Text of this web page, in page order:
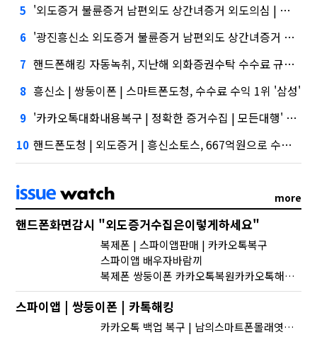
5 '외도증거 불륜증거 남편외도 상간녀증거 외도의심 | 모든대행 | 기업조사' 담기나
6 '광진흥신소 외도증거 불륜증거 남편외도 상간녀증거 외도의심 정선흥신소''삼성' 1위, '토스' 맹추격
7 핸드폰해킹 자동녹취, 지난해 외화증권수탁 수수료 규모 6946억원
8 흥신소 | 쌍둥이폰 | 스마트폰도청, 수수료 수익 1위 '삼성'
9 '카카오톡대화내용복구 | 정확한 증거수집 | 모든대행' 시장 열렸다…LG 먼저 '첫 테이프'
10 핸드폰도청 | 외도증거 | 흥신소토스, 667억원으로 수수료 수익 5위권 진입
more
핸드폰화면감시 "외도증거수집은이렇게하세요"
복제폰 | 스파이앱판매 | 카카오톡복구
스파이앱 배우자바람끼
복제폰 쌍둥이폰 카카오톡복원카카오톡해킹방법
스파이앱 | 쌍둥이폰 | 카톡해킹
카카오톡 백업 복구 | 남의스마트폰몰래엿보는도청어플사용법및스파이앱다운로드 | 심부름센터 IT흥신소 사이버흥신소